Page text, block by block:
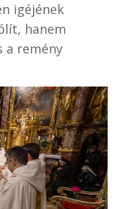
igéjének
hanem
a remény